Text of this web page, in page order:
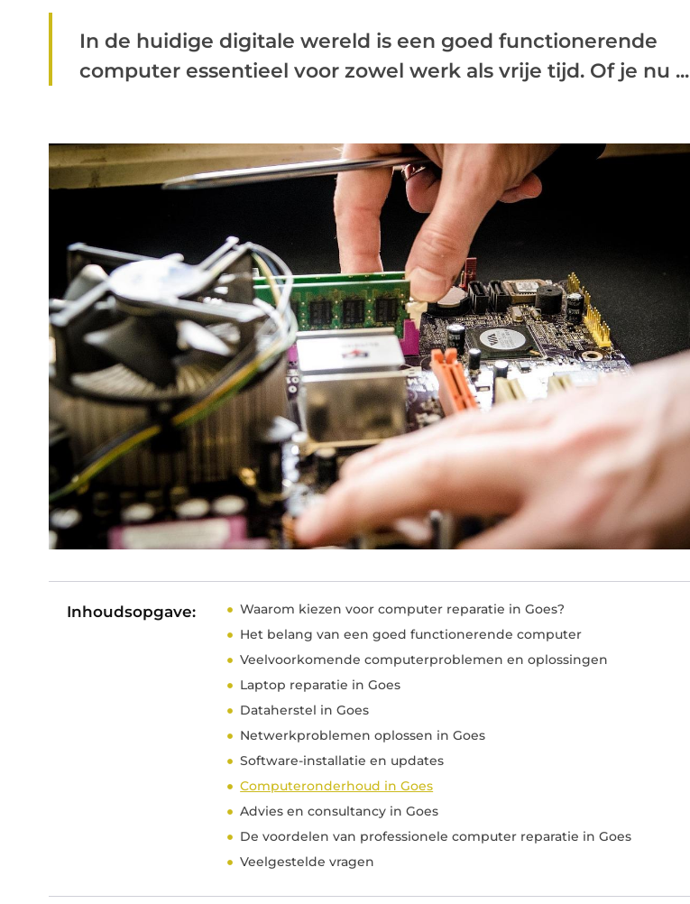
In de huidige digitale wereld is een goed functionerende
computer essentieel voor zowel werk als vrije tijd. Of je nu ...
Inhoudsopgave:
Waarom kiezen voor computer reparatie in Goes?
Het belang van een goed functionerende computer
Veelvoorkomende computerproblemen en oplossingen
Laptop reparatie in Goes
Dataherstel in Goes
Netwerkproblemen oplossen in Goes
Software-installatie en updates
Computeronderhoud in Goes
Advies en consultancy in Goes
De voordelen van professionele computer reparatie in Goes
Veelgestelde vragen